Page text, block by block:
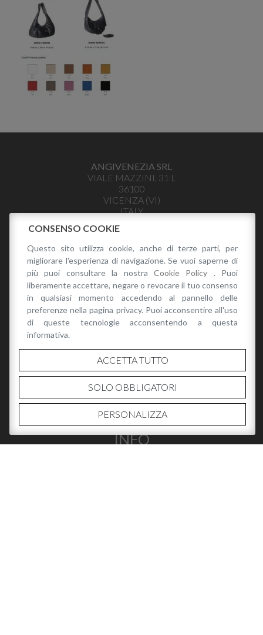
ANGIVENEZIA SRL
VIALE MAZZINI, 31 L
36100
VICENZA(VI)
ITALY
+39 328 441 3979
P.I. 04035400243
PRIVACY POLICY
CATALOGO RENATO ANGI PRIMAVERA/ESTATE 2026
INFO
CONSENSO COOKIE
Questo sito utilizza cookie, anche di terze parti, per
migliorare l'esperienza di navigazione. Se vuoi saperne di
più puoi consultare la nostra Cookie Policy . Puoi
liberamente accettare, negare o revocare il tuo consenso
in qualsiasi momento accedendo al pannello delle
preferenze nella pagina privacy. Puoi acconsentire all'uso
di queste tecnologie acconsentendo a questa
informativa.
ACCETTA TUTTO
SOLO OBBLIGATORI
PERSONALIZZA